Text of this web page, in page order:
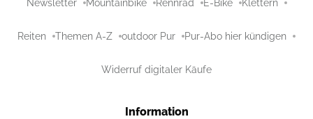
Newsletter Mountainbike Rennrad E-Bike Klettern
Reiten Themen A-Z outdoor Pur Pur-Abo hier kündigen
Widerruf digitaler Käufe
Information